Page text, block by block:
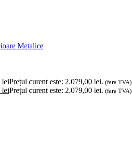
Metalice
leiPrețul curent este: 2.079,00 lei. (fara TVA)
leiPrețul curent este: 2.079,00 lei. (fara TVA)